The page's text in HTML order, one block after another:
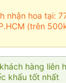
nhận hoa tại:
(trên
hàng liên
khấu tốt nhất